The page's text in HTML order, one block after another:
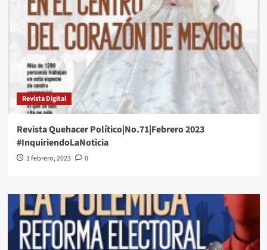
Revista Digital
Revista Quehacer Político|No.71|Febrero 2023
#InquiriendoLaNoticia
1 febrero, 2023 0